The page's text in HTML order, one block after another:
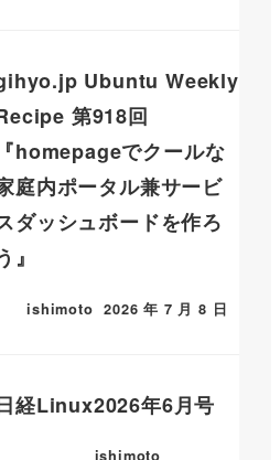
Ubuntu Weekly
第918回
『homepageでクールな
庭内ポータル兼サービ
ダッシュボードを作ろ
』
ishimoto 2026 年 7 月 8 日
経Linux2026年6月号
ishimoto